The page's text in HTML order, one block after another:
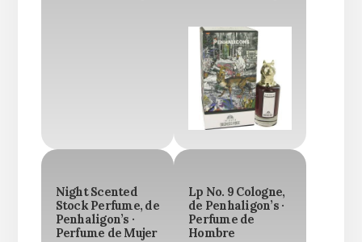
Night Scented
Stock Perfume, de
Penhaligon’s ·
Perfume de Mujer
Lp No. 9 Cologne,
de Penhaligon’s ·
Perfume de
Hombre